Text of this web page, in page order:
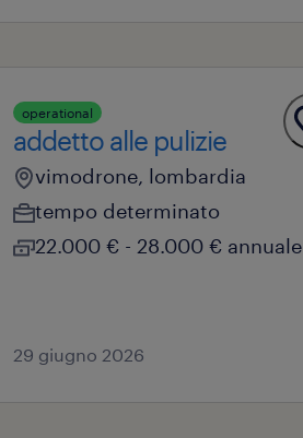
operational
addetto alle pulizie
vimodrone, lombardia
tempo determinato
22.000 € - 28.000 € annuale
29 giugno 2026